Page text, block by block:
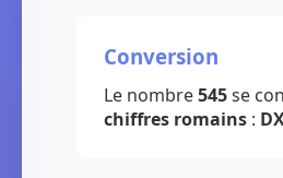
Conversion
Le nombre545se
chiffres romains :